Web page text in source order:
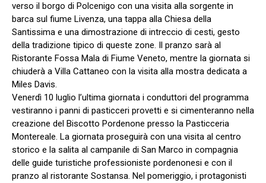
verso il borgo di Polcenigo con una visita alla sorgente in
barca sul fiume Livenza, una tappa alla Chiesa della
Santissima e una dimostrazione di intreccio di cesti, gesto
della tradizione tipico di queste zone. Il pranzo sarà al
Ristorante Fossa Mala di Fiume Veneto, mentre la giornata si
chiuderà a Villa Cattaneo con la visita alla mostra dedicata a
Miles Davis.
Venerdì 10 luglio l’ultima giornata i conduttori del programma
vestiranno i panni di pasticceri provetti e si cimenteranno nella
creazione del Biscotto Pordenone presso la Pasticceria
Montereale. La giornata proseguirà con una visita al centro
storico e la salita al campanile di San Marco in compagnia
delle guide turistiche professioniste pordenonesi e con il
pranzo al ristorante Sostansa. Nel pomeriggio, i protagonisti